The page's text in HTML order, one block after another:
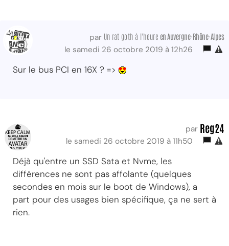
par Un rat goth à l'heure en Auvergne-Rhône-Alpes
le samedi 26 octobre 2019 à 12h26
Sur le bus PCI en 16X ? =>
par Reg24
le samedi 26 octobre 2019 à 11h50
Déjà qu'entre un SSD Sata et Nvme, les
différences ne sont pas affolante (quelques
secondes en mois sur le boot de Windows), a
part pour des usages bien spécifique, ça ne sert à
rien.